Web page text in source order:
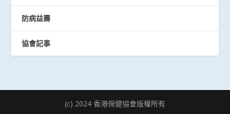
防病益壽
協會記事
(c) 2024 香港保健協會版權所有